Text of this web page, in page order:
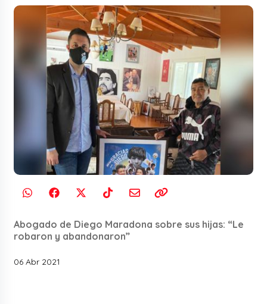
Abogado de Diego Maradona sobre sus hijas: “Le
robaron y abandonaron”
06 Abr 2021